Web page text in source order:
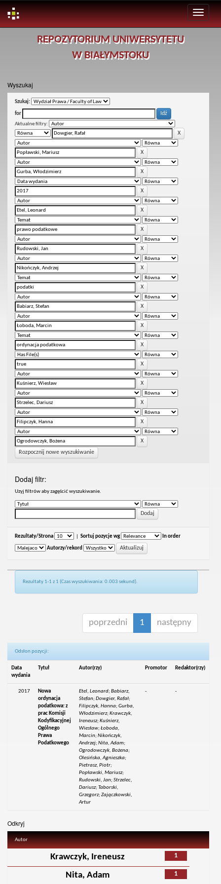
REPOZYTORIUM UNIWERSYTETU
W BIAŁYMSTOKU
Wyszukaj
Szukaj:
for
Aktualne filtry:
Rozpocznij nowe wyszukiwanie
Dodaj filtr:
Uzyj filtrów aby zagęścić wyszukiwanie.
Rezultaty/Strona Sortuj pozycje wg In order
Autorzy/rekord
Rezultaty 1-1 z 1 (Czas wyszukiwania: 0.003 sekund).
poprzedni 1 następny
Odsłon pozycji:
Data
wydania
Tytuł Autor(rzy) Promotor Redaktor(rzy)
2017
Nowa
ordynacja
podatkowa: z
prac Komisji
Kodyfikacyjnej
Ogólnego
Prawa
Podatkowego
Etel, Leonard; Babiarz,
Stefan; Dowgier, Rafał;
Filipczyk, Hanna; Gurba,
Włodzimierz; Krawczyk,
Ireneusz; Kuśnierz,
Wiesław; Łoboda,
Marcin; Nikończyk,
Andrzej; Nita, Adam;
Ogrodowczyk, Bożena;
Olesińska, Agnieszka;
Pietrasz, Piotr;
Popławski, Mariusz;
Rudowski, Jan; Strzelec,
Dariusz; Taborski,
Grzegorz; Zajączkowski,
Artur
- -
Odkryj
Autor
1
Krawczyk, Ireneusz
1
Nita, Adam